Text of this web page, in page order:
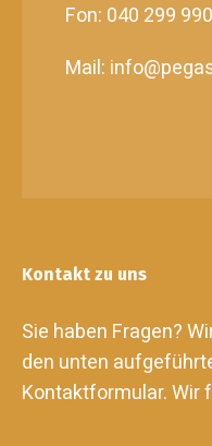
Fon: 040 299
Mail:
Kontakt zu uns
Sie haben Fragen?
den unten
Kontaktformular. Wir